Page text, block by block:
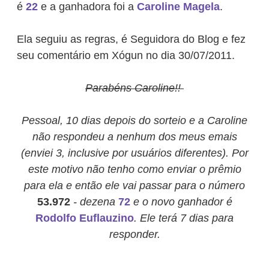
é 22 e a ganhadora foi a Caroline Magela.
Ela seguiu as regras, é Seguidora do Blog e fez
seu comentário em Xógun no dia 30/07/2011.
Parabéns Caroline!!
Pessoal, 10 dias depois do sorteio e a Caroline
não respondeu a nenhum dos meus emais
(enviei 3, inclusive por usuários diferentes). Por
este motivo não tenho como enviar o prêmio
para ela e então ele vai passar para o número
53.972- dezena 72e o novo ganhador é
Rodolfo Euflauzino. Ele terá 7 dias para
responder.